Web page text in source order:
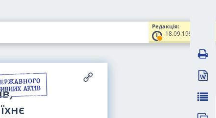
Редакція:
18.09.1997